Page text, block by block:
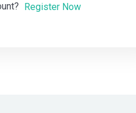
Register Now